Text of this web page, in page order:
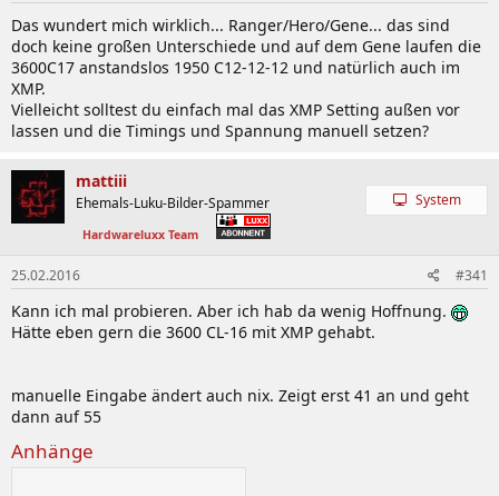
Das wundert mich wirklich... Ranger/Hero/Gene... das sind
doch keine großen Unterschiede und auf dem Gene laufen die
3600C17 anstandslos 1950 C12-12-12 und natürlich auch im
XMP.
Vielleicht solltest du einfach mal das XMP Setting außen vor
lassen und die Timings und Spannung manuell setzen?
mattiii
Ehemals-Luku-Bilder-Spammer
Hardwareluxx Team
System
25.02.2016 #341
Kann ich mal probieren. Aber ich hab da wenig Hoffnung.
Hätte eben gern die 3600 CL-16 mit XMP gehabt.
manuelle Eingabe ändert auch nix. Zeigt erst 41 an und geht
dann auf 55
Anhänge